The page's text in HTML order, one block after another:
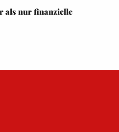
als nur finanzielle